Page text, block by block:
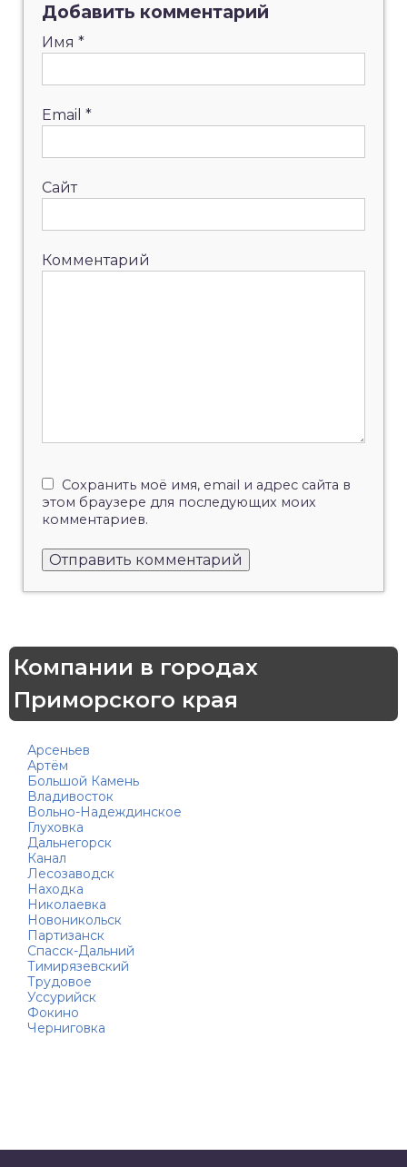
Добавить комментарий
Имя *
Email *
Сайт
Комментарий
Сохранить моё имя, email и адрес сайта в
этом браузере для последующих моих
комментариев.
Компании в городах
Приморского края
Арсеньев
Артём
Большой Камень
Владивосток
Вольно-Надеждинское
Глуховка
Дальнегорск
Канал
Лесозаводск
Находка
Николаевка
Новоникольск
Партизанск
Спасск-Дальний
Тимирязевский
Трудовое
Уссурийск
Фокино
Черниговка